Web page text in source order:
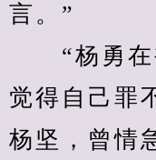
言。”
“杨勇在
觉得自己罪
杨坚，曾情